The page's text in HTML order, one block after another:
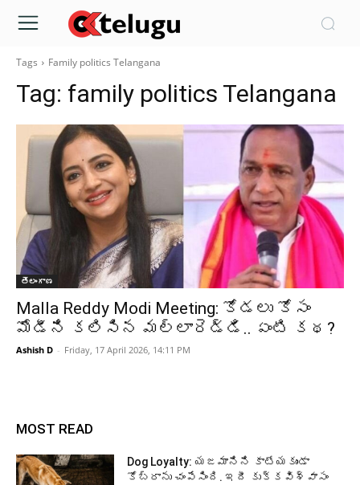
Tags Family politics Telangana
Tag: family politics Telangana
తెలంగాణ
Malla Reddy Modi Meeting: కోడలు కోసం
మోడీని కలిసిన మల్లారెడ్డి.. ఏంటి కథ?
Ashish D - Friday, 17 April 2026, 14:11 PM
MOST READ
Dog Loyalty: యజమానిని కాటేయకుండా
కోబ్రాను చంపేసింది. ఇదీ కుక్కవిశ్వాసం